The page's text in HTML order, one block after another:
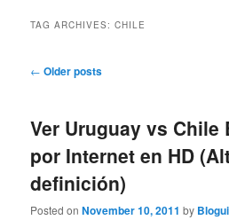
TAG ARCHIVES:CHILE
Post
← Older posts
Ver Uruguay vs Chile
por Internet en HD
definición)
Posted onNovember 10, 2011 by